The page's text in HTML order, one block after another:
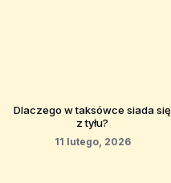
Dlaczego w taksówce siada się
z tyłu?
11 lutego, 2026